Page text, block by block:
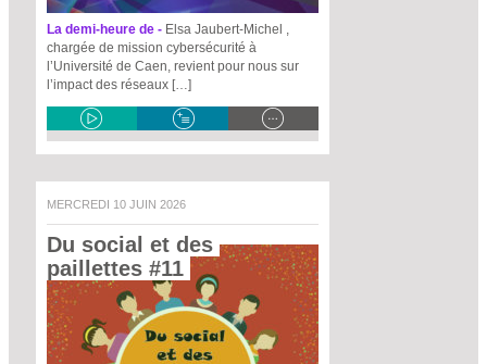
La demi-heure de - Elsa Jaubert-Michel ,
chargée de mission cybersécurité à
l’Université de Caen, revient pour nous sur
l’impact des réseaux […]
MERCREDI 10 JUIN 2026
Du social et des
paillettes #11